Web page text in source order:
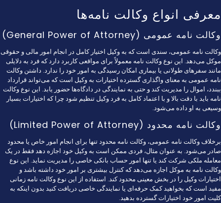
معرفی انواع وکالت نامه‌ها
وکالت نامه عمومی (General Power of Attorney)
وکالت نامه عمومی، سندی است که به وکیل اختیار کامل در انجام امور مالی و حقوقی
موکل می‌دهد. این نوع وکالت نامه معمولاً برای مواقعی کاربرد دارد که فرد به دلایلی
مانند سفرهای طولانی یا بیماری امکان رسیدگی به امور خود را ندارد. داشتن وکالت
نامه عمومی به معنای واگذاری گسترده اختیارات به وکیل است که می‌تواند قرارداد
ببندد، اموال را مدیریت کند و حتی به نمایندگی در دادگاه‌ها حضور یابد. این نوع وکالت
نامه باید با دقت بالا و با اعتماد کامل به فرد وکیل تنظیم شود چرا که اختیارات بسیار
وسیعی به او داده می‌شود.
وکالت نامه محدود (Limited Power of Attorney)
برخلاف وکالت نامه عمومی، وکالت نامه محدود تنها برای انجام امور خاص یا محدود
صادر می‌شود. به عنوان مثال، فردی ممکن است به وکیل خود اجازه دهد فقط در یک
معامله ملکی شرکت کند یا تنها امور حساب بانکی خاصی را مدیریت نماید. این نوع
وکالت نامه به موکل اجازه می‌دهد که کنترل بیشتری بر امور خود داشته باشد و
اختیارات وکیل را در بخش معینی محدود کند. استفاده از این نوع وکالت نامه زمانی
مفید است که بخواهید کمک حرفه‌ای یا نمایندگی خاصی دریافت کنید بدون اینکه به
کلیت امور خود اختیارات گسترده بدهید.